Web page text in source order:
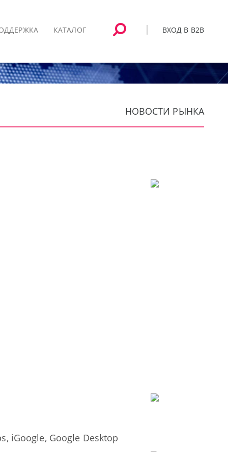
ВХОД В B2B
КАТАЛОГ
НОВОСТИ РЫНКА
iGoogle, Google Desktop